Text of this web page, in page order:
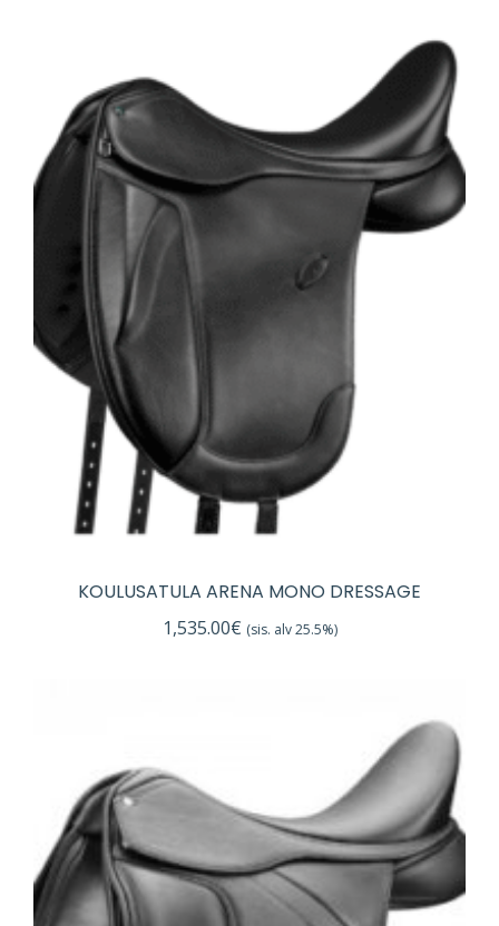
KOULUSATULA ARENA MONO DRESSAGE
1,535.00€ (sis. alv 25.5%)